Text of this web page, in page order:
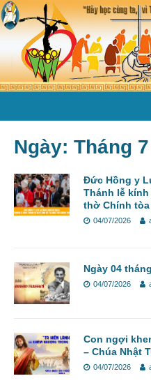
Ngày: Tháng
Đức Hồng y
Thánh lễ kính
thờ Chính tòa
04/07/2026
Ngày 04
04/07/2026
Con ngợi
– Chúa Nhật
04/07/2026